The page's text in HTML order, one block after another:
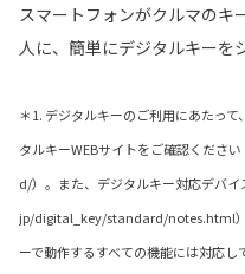
スマートフォンがクルマのキ
人に、簡単にデジタルキーを
＊1. デジタルキーのご利用にあたっ
タルキーWEBサイトをご確認くだ
d/）。また、デジタルキー対応デバ
jp/digital_key/standard/notes.html
ーで動作するすべての機能には対応